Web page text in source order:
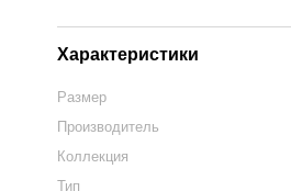
Характеристики
Размер
Производитель
Коллекция
Тип